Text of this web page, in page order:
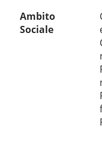
Ambito
Sociale